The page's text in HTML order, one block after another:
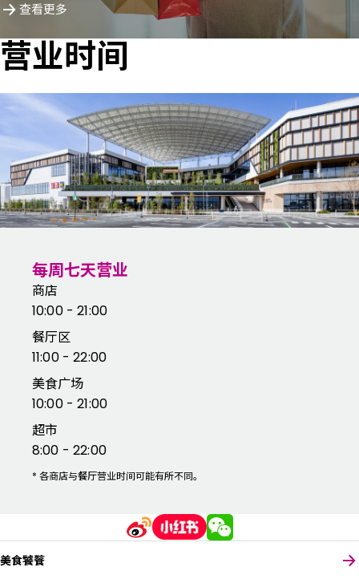
查看更多
营业时间
每周七天营业
商店
10:00 - 21:00
餐厅区
11:00 - 22:00
美食广场
10:00 - 21:00
超市
8:00 - 22:00
* 各商店与餐厅营业时间可能有所不同。
美食饕餮